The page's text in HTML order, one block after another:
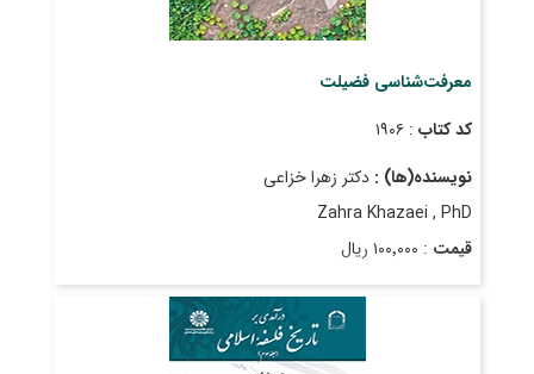
معرفت‌شناسی فضیلت
کد کتاب : ۱۹۰۶
نویسنده(ها) : دکتر زهرا خزاعی
Zahra Khazaei , PhD
قیمت : ۱۰۰٬۰۰۰ ریال
: فروردین ۱۳۹۶